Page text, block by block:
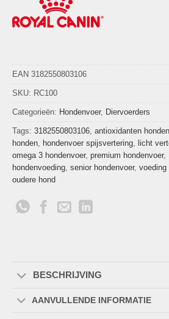
EAN 3182550803106
SKU: RC100
Categorieën: Hondenvoer, Diervoerders
Tags: 3182550803106, antioxidanten
honden, hondenvoer spijsvertering, licht
omega 3 hondenvoer, premium hondenvoer,
hondenvoeding, senior hondenvoer, voeding
oudere hond
BESCHRIJVING
AANVULLENDE INFORMATIE